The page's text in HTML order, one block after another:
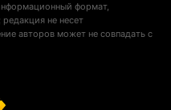
формат,
не несет
авторов может не совпадать с